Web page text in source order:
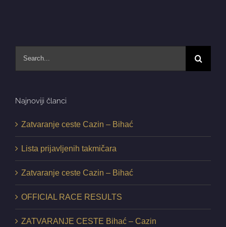
Najnoviji članci
Zatvaranje ceste Cazin – Bihać
Lista prijavljenih takmičara
Zatvaranje ceste Cazin – Bihać
OFFICIAL RACE RESULTS
ZATVARANJE CESTE Bihać – Cazin